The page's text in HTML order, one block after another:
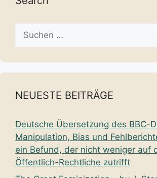
nach:
NEUESTE BEITRÄGE
Deutsche Übersetzung des BBC-
Manipulation, Bias und
ein Befund, der nicht weniger auf
Öffentlich-Rechtliche zutrifft